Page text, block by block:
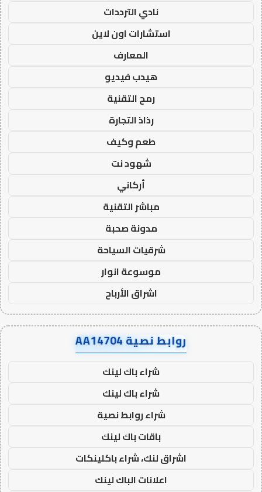
نادي الترددات
استشارات اون لاين
المعارف
هيدب فيديو
رمح التقنية
رذاذ التجارة
طعم وكيف
شهود نت
أركاني
مباشر التقنية
مدونة صحبة
شرقيات السياحة
موسوعة انوار
اشراق الأرباح
روابط نصية AA14704
شراء باك لينك
شراء باك لينك
شراء روابط نصية
باقات باك لينك
اشراق لنك، شراء باكلينكات
اعلانات الباك لينك